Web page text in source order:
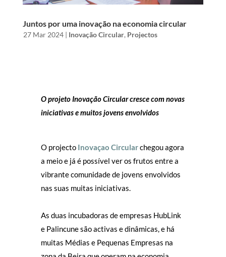
Juntos por uma inovação na economia circular
27 Mar 2024| Inovação Circular, Projectos
O projeto Inovação Circular cresce com novas
iniciativas e muitos jovens envolvidos
O projecto Inovaçao Circularchegou agora
a meio e já é possível ver os frutos entre a
vibrante comunidade de jovens envolvidos
nas suas muitas iniciativas.
As duas incubadoras de empresas HubLink
e Palincune são activas e dinâmicas, e há
muitas Médias e Pequenas Empresas na